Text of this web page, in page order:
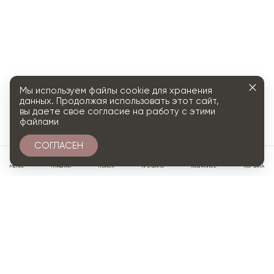
МЕНЮ ГЛАВНАЯ ПОИСК ПРОФИЛЬ ИЗБРАННОЕ КОРЗИНА
Мы используем файлы cookie для хранения
данных. Продолжая использовать этот сайт,
вы даете свое согласие на работу с этими
файлами
СОГЛАСЕН